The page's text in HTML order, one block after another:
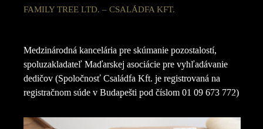
FAMILY TREE LTD. – CSALÁDFA KFT.
Medzinárodná kancelária pre skúmanie pozostalostí,
spoluzakladateľ Maďarskej asociácie pre vyhľadávanie
dedičov (Spoločnosť Családfa Kft. je registrovaná na
registračnom súde v Budapešti pod číslom 01 09 673 772)